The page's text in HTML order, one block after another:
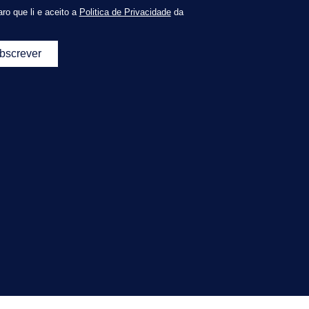
que li e aceito a Politica de Privacidadeda